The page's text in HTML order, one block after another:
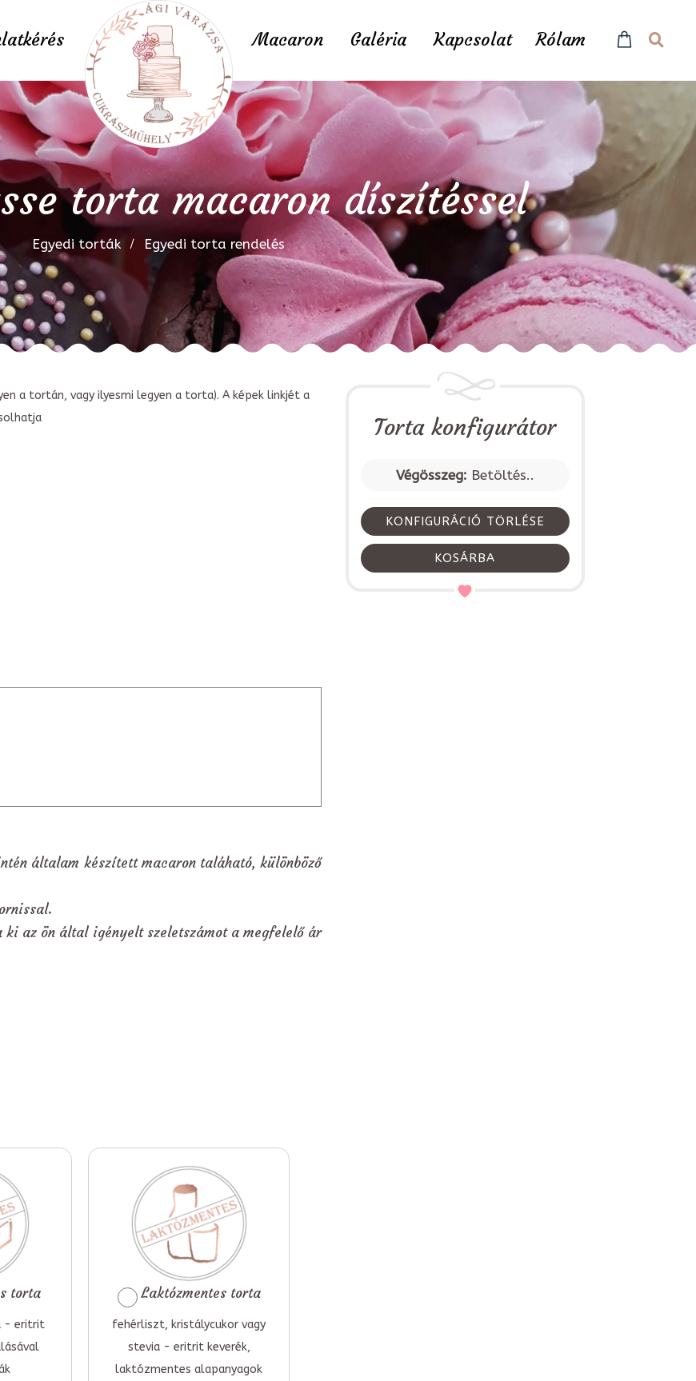
Macaron Galéria Kapcsolat Rólam
torta macaron díszítéssel
Egyedi torták Egyedi torta rendelés
a tortán, vagy ilyesmi legyen a torta). A képek linkjét a
általam készített macaron taláható, különböző
az ön által igényelt szeletszámot a megfelelő ár
torta
- eritrit
Laktózmentes torta
fehérliszt, kristálycukor vagy
stevia - eritrit keverék,
laktózmentes alapanyagok
Torta konfigurátor
Végösszeg: Betöltés..
KONFIGURÁCIÓ TÖRLÉSE
KOSÁRBA